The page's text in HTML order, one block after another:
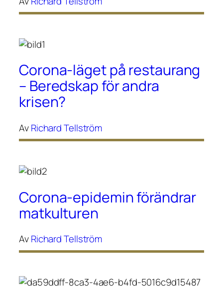
Corona-läget på restaurang
– Beredskap för andra
krisen?
AvRichard Tellström
Corona-epidemin förändrar
matkulturen
AvRichard Tellström